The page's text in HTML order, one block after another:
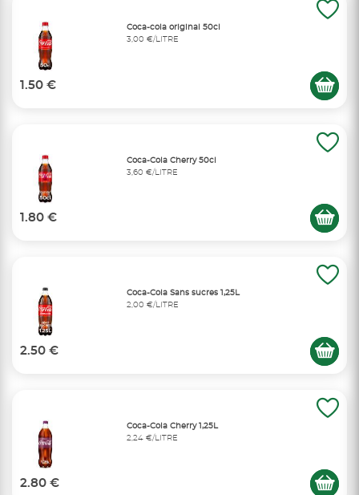
Coca-cola original 50cl
3,00 €/LITRE
1.50 €
Coca-Cola Cherry 50cl
3,60 €/LITRE
1.80 €
Coca-Cola Sans sucres 1,25L
2,00 €/LITRE
2.50 €
Coca-Cola Cherry 1,25L
2,24 €/LITRE
2.80 €